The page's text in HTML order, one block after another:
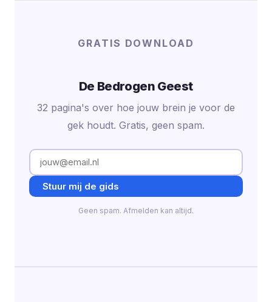
GRATIS DOWNLOAD
De Bedrogen Geest
32 pagina's over hoe jouw brein je voor de
gek houdt. Gratis, geen spam.
Stuur mij de gids
Geen spam. Afmelden kan altijd.